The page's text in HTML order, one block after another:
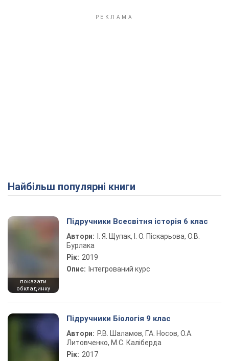
Найбільш популярні книги
показати
обкладинку
Підручники Всесвітня історія 6 клас
Автори:
І. Я. Щупак, І. О. Піскарьова, О.В.
Бурлака
Рік: 2019
Опис: Інтегрований курс
Підручники Біологія 9 клас
Автори: Р.В. Шаламов, Г.А. Носов, О.А.
Литовченко, М.С. Каліберда
Рік: 2017